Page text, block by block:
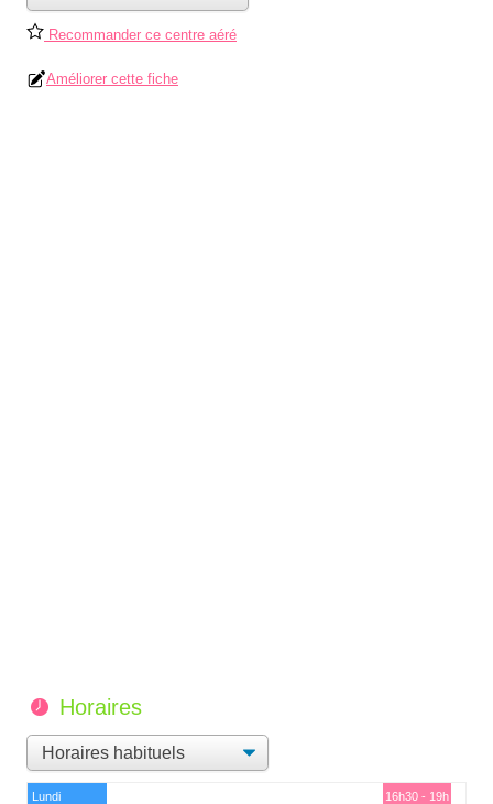
Recommander ce centre aéré
Améliorer cette fiche
Horaires
Lundi
16h30 - 19h